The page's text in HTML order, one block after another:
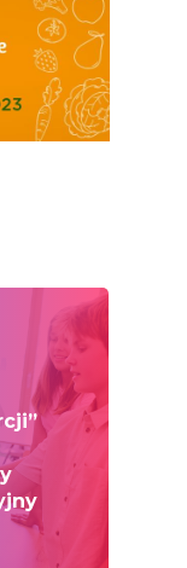
Że
POLSKICH
Wybieram
Badania
Warzyw
Fakty
– Ziemniaki